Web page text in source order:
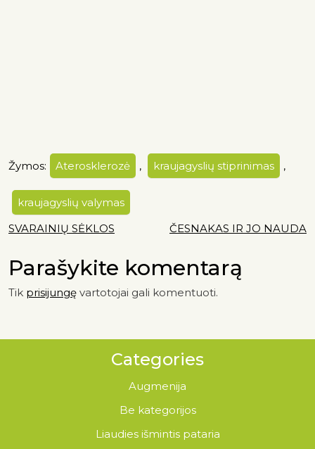
Žymos: Aterosklerozė , kraujagyslių stiprinimas ,
kraujagyslių valymas
SVARAINIŲ SĖKLOS
ČESNAKAS IR JO NAUDA
Parašykite komentarą
Tik prisijungę vartotojai gali komentuoti.
Categories
Augmenija
Be kategorijos
Liaudies išmintis pataria